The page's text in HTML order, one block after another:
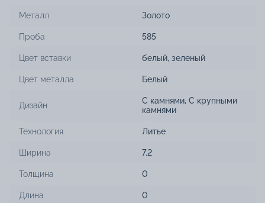
Металл Золото
Проба 585
Цвет вставки белый, зеленый
Цвет металла Белый
Дизайн С камнями, С крупными
камнями
Технология Литье
Ширина 7.2
Толщина 0
Длина 0